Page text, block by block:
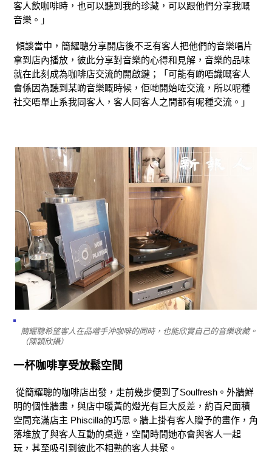
客人飲咖啡時，也可以聽到我的珍藏，可以跟他們分享我嘅
音樂。」
傾談當中，簡耀聰分享開店後不乏有客人把他們的音樂唱片
拿到店內播放，彼此分享對音樂的心得和見解，音樂的品味
就在此刻成為咖啡店交流的開啟鍵；「可能有啲唔識嘅客人
會係因為聽到某啲音樂嘅時候，佢哋開始咗交流，所以呢種
社交唔單止系我同客人，客人同客人之間都有呢種交流。」
簡耀聰希望客人在品嚐手沖咖啡的同時，也能欣賞自己的音樂收藏。
（陳穎欣攝）
一杯咖啡享受放鬆空間
從簡耀聰的咖啡店出發，走前幾步便到了Soulfresh。外牆鮮
明的個性牆畫，與店中暖黃的燈光有巨大反差，約百尺面積
空間充滿店主 Phiscilla的巧思。牆上掛有客人贈予的畫作，角
落堆放了與客人互動的桌遊，空閒時間她亦會與客人一起
玩，甚至吸引到彼此不相熟的客人共聚 。